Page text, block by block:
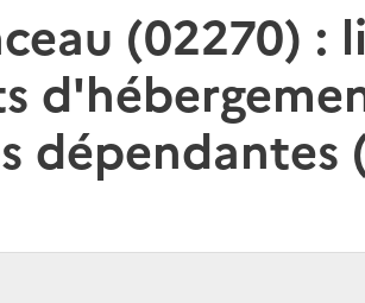
(02270) :
dépendantes